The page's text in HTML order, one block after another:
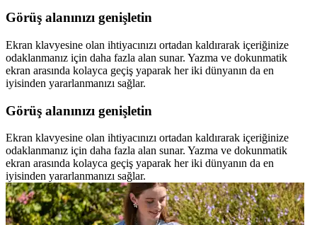
Görüş alanınızı genişletin
Ekran klavyesine olan ihtiyacınızı ortadan kaldırarak içeriğinize
odaklanmanız için daha fazla alan sunar. Yazma ve dokunmatik
ekran arasında kolayca geçiş yaparak her iki dünyanın da en
iyisinden yararlanmanızı sağlar.
Görüş alanınızı genişletin
Ekran klavyesine olan ihtiyacınızı ortadan kaldırarak içeriğinize
odaklanmanız için daha fazla alan sunar. Yazma ve dokunmatik
ekran arasında kolayca geçiş yaparak her iki dünyanın da en
iyisinden yararlanmanızı sağlar.